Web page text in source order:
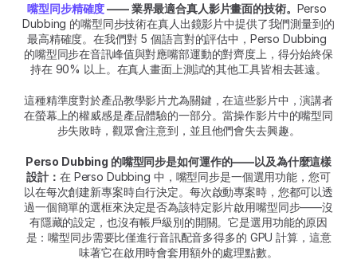
嘴型同步精確度 —— 業界最適合真人影片畫面的技術。 Perso
Dubbing 的嘴型同步技術在真人出鏡影片中提供了我們測量到的
最高精確度。在我們對 5 個語言對的評估中，Perso Dubbing
的嘴型同步在音訊峰值與對應嘴部運動的對齊度上，得分始終保
持在 90% 以上。在真人畫面上測試的其他工具皆相去甚遠。
這種精準度對於產品教學影片尤為關鍵，在這些影片中，演講者
在螢幕上的權威感是產品體驗的一部分。當操作影片中的嘴型同
步失敗時，觀眾會注意到，並且他們會失去興趣。
Perso Dubbing 的嘴型同步是如何運作的——以及為什麼這樣
設計：在 Perso Dubbing 中，嘴型同步是一個選用功能，您可
以在每次創建新專案時自行決定。每次啟動專案時，您都可以透
過一個簡單的選框來決定是否為該特定影片啟用嘴型同步——沒
有隱藏的設定，也沒有帳戶級別的開關。它是選用功能的原因
是：嘴型同步需要比僅進行音訊配音多得多的 GPU 計算，這意
味著它在啟用時會套用額外的處理點數。